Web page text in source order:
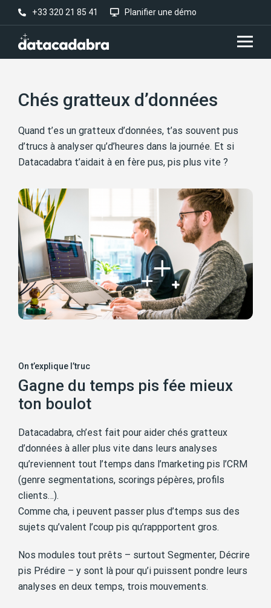
+33 320 21 85 41 Planifier une démo
Chés gratteux d’données
Quand t’es un gratteux d’données, t’as souvent pus
d’trucs à analyser qu’d’heures dans la journée. Et si
Datacadabra t’aidait à en fère pus, pis plus vite ?
On t’explique l’truc
Gagne du temps pis fée mieux
ton boulot
Datacadabra, ch’est fait pour aider chés gratteux
d’données à aller plus vite dans leurs analyses
qu’reviennent tout l’temps dans l’marketing pis l’CRM
(genre segmentations, scorings pépères, profils
clients…).
Comme cha, i peuvent passer plus d’temps sus des
sujets qu’valent l’coup pis qu’rappportent gros.
Nos modules tout prêts – surtout Segmenter, Décrire
pis Prédire – y sont là pour qu’i puissent pondre leurs
analyses en deux temps, trois mouvements.